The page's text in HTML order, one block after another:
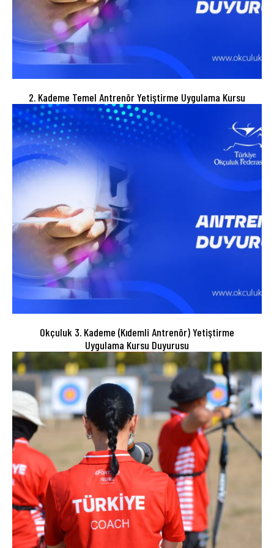
2. Kademe Temel Antrenör Yetiştirme Uygulama Kursu
Okçuluk 3. Kademe (Kıdemli Antrenör) Yetiştirme
Uygulama Kursu Duyurusu